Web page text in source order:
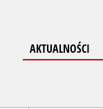
AKTUALNOŚCI